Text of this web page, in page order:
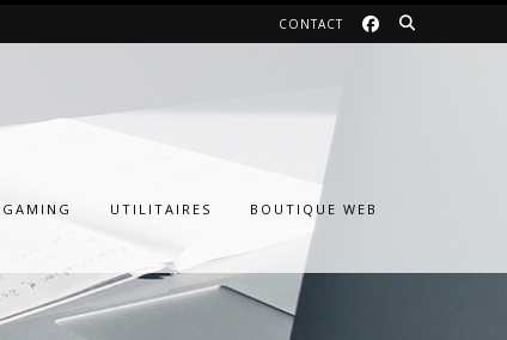
CONTACT
UTILITAIRES BOUTIQUE WEB